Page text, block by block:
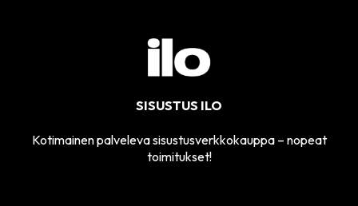
SISUSTUS ILO
Kotimainen palveleva sisustusverkkokauppa – nopeat
toimitukset!